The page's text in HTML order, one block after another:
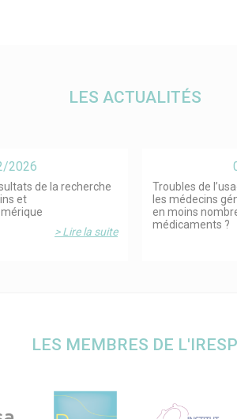
LES ACTUALITÉS
2026
de la recherche
et
> Lire la suite
Troubles de
les médecins
en moins
médicaments ?
LES MEMBRES DE L'IRESP